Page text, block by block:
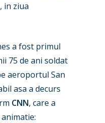
in ziua
a fost primul
75 de ani soldat
aeroportul San
asa a decurs
CNN, care a